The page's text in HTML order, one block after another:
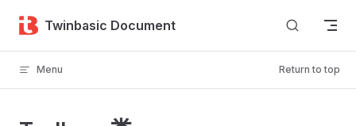
Skip to content
Twinbasic Document
Menu Return to top